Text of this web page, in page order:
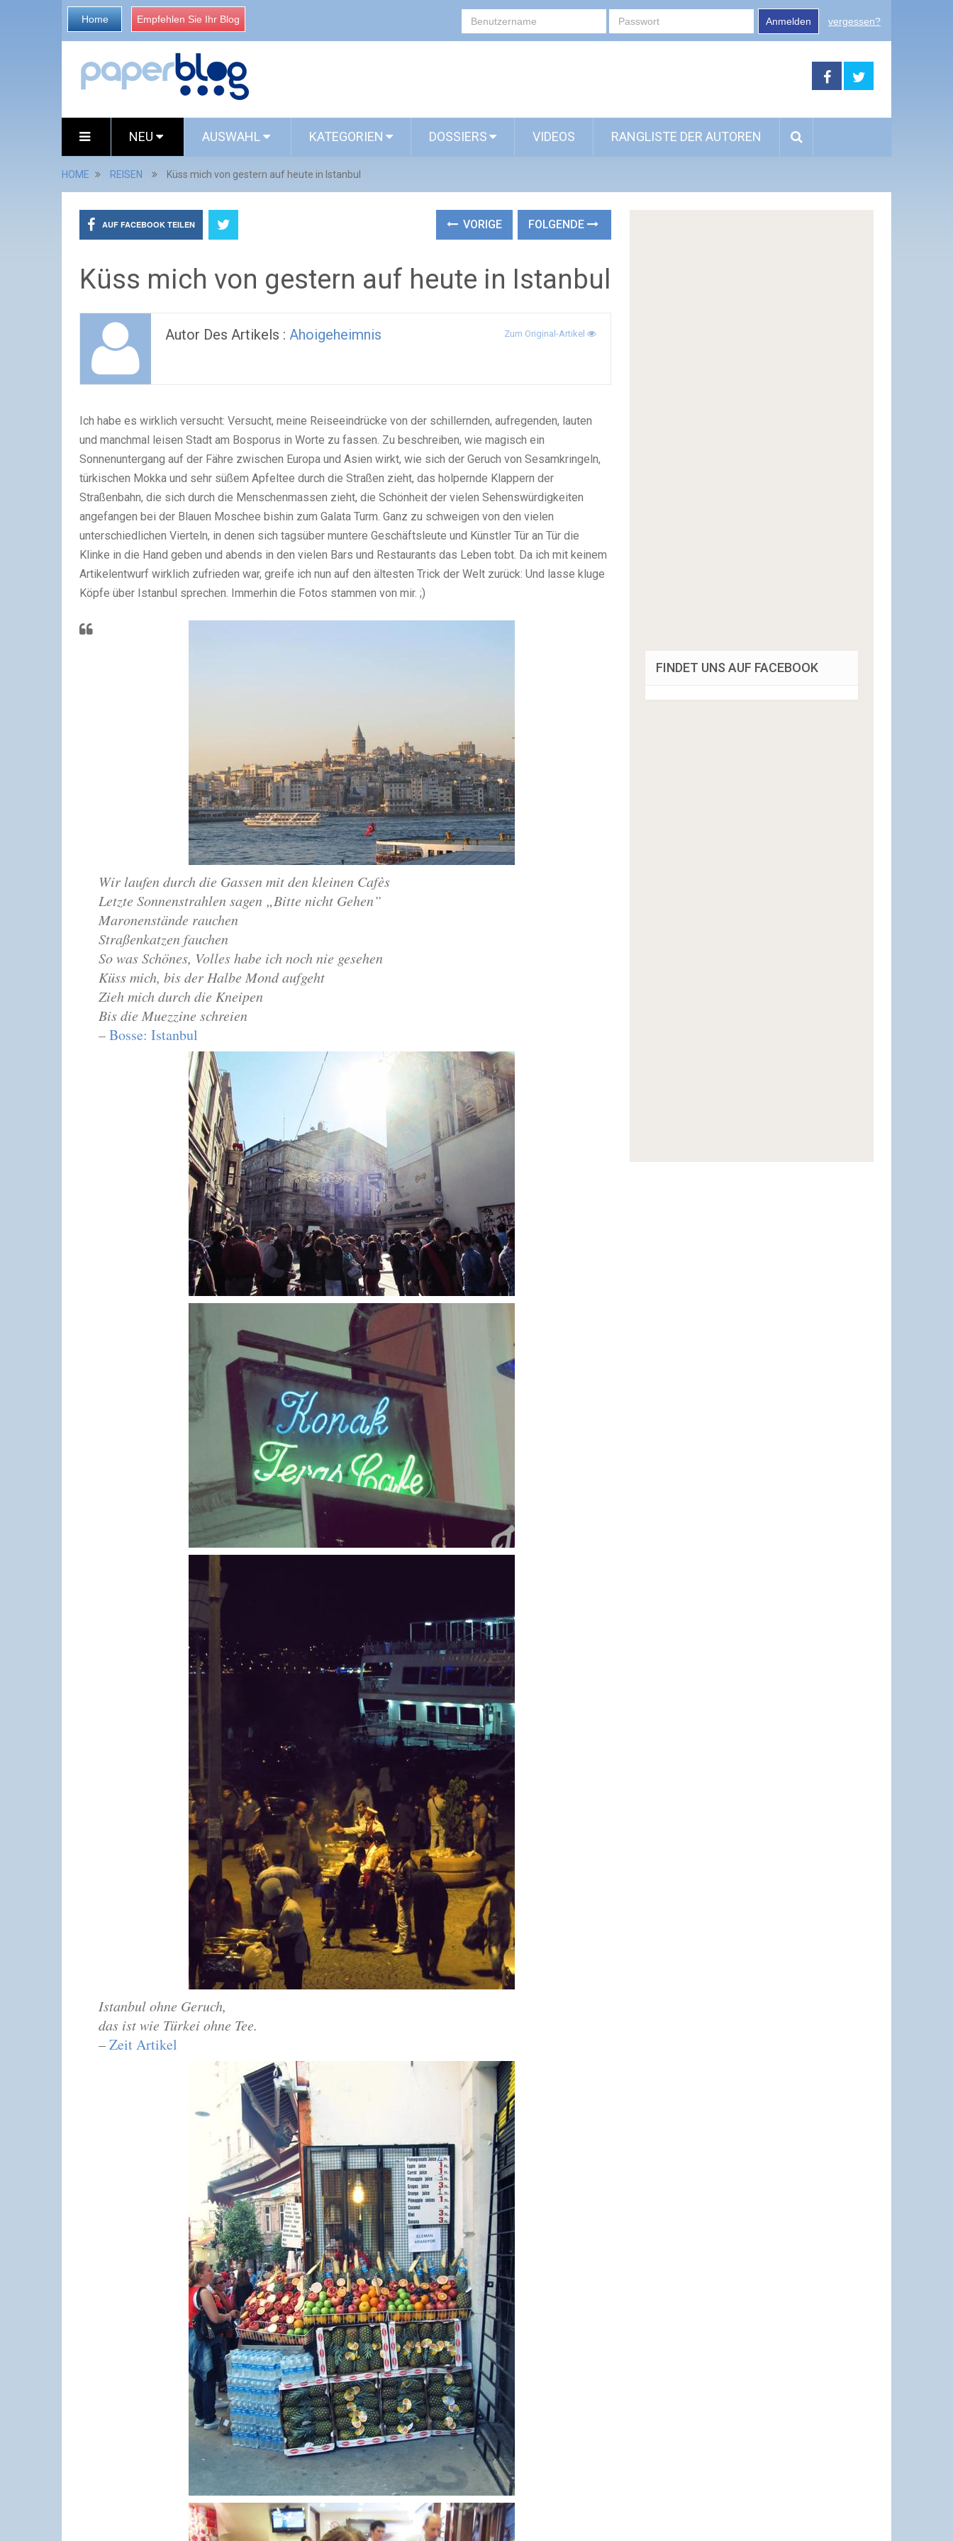
Home Empfehlen Sie Ihr Blog Anmelden vergessen?
NEU AUSWAHL KATEGORIEN DOSSIERS VIDEOS RANGLISTE DER AUTOREN
HOME REISEN Küss mich von gestern auf heute in Istanbul
AUF FACEBOOK TEILEN VORIGE FOLGENDE
Küss mich von gestern auf heute in Istanbul
Autor Des Artikels : Ahoigeheimnis Zum Original-Artikel
Ich habe es wirklich versucht: Versucht, meine Reiseeindrücke von der schillernden, aufregenden, lauten
und manchmal leisen Stadt am Bosporus in Worte zu fassen. Zu beschreiben, wie magisch ein
Sonnenuntergang auf der Fähre zwischen Europa und Asien wirkt, wie sich der Geruch von Sesamkringeln,
türkischen Mokka und sehr süßem Apfeltee durch die Straßen zieht, das holpernde Klappern der
Straßenbahn, die sich durch die Menschenmassen zieht, die Schönheit der vielen Sehenswürdigkeiten
angefangen bei der Blauen Moschee bishin zum Galata Turm. Ganz zu schweigen von den vielen
unterschiedlichen Vierteln, in denen sich tagsüber muntere Geschäftsleute und Künstler Tür an Tür die
Klinke in die Hand geben und abends in den vielen Bars und Restaurants das Leben tobt. Da ich mit keinem
Artikelentwurf wirklich zufrieden war, greife ich nun auf den ältesten Trick der Welt zurück: Und lasse kluge
Köpfe über Istanbul sprechen. Immerhin die Fotos stammen von mir. ;)
Wir laufen durch die Gassen mit den kleinen Cafès
Letzte Sonnenstrahlen sagen „Bitte nicht Gehen”
Maronenstände rauchen
Straßenkatzen fauchen
So was Schönes, Volles habe ich noch nie gesehen
Küss mich, bis der Halbe Mond aufgeht
Zieh mich durch die Kneipen
Bis die Muezzine schreien
–Bosse: Istanbul
Istanbul ohne Geruch,
das ist wie Türkei ohne Tee.
–Zeit Artikel
FINDET UNS AUF FACEBOOK